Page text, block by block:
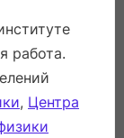
работа.
, Центра